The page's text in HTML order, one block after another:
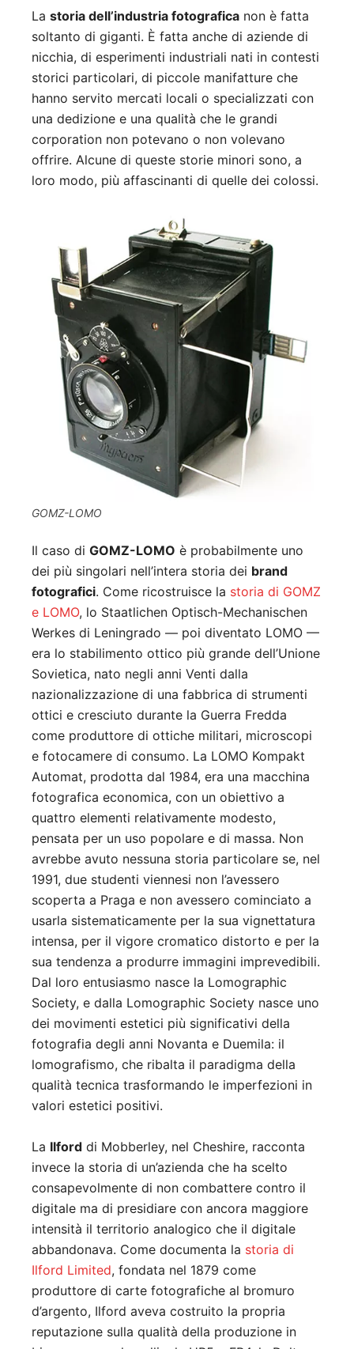
La storia dell’industria fotografica non è fatta
soltanto di giganti. È fatta anche di aziende di
nicchia, di esperimenti industriali nati in contesti
storici particolari, di piccole manifatture che
hanno servito mercati locali o specializzati con
una dedizione e una qualità che le grandi
corporation non potevano o non volevano
offrire. Alcune di queste storie minori sono, a
loro modo, più affascinanti di quelle dei colossi.
GOMZ-LOMO
Il caso di GOMZ-LOMO è probabilmente uno
dei più singolari nell’intera storia dei brand
fotografici. Come ricostruisce la storia di GOMZ
e LOMO, lo Staatlichen Optisch-Mechanischen
Werkes di Leningrado — poi diventato LOMO —
era lo stabilimento ottico più grande dell’Unione
Sovietica, nato negli anni Venti dalla
nazionalizzazione di una fabbrica di strumenti
ottici e cresciuto durante la Guerra Fredda
come produttore di ottiche militari, microscopi
e fotocamere di consumo. La LOMO Kompakt
Automat, prodotta dal 1984, era una macchina
fotografica economica, con un obiettivo a
quattro elementi relativamente modesto,
pensata per un uso popolare e di massa. Non
avrebbe avuto nessuna storia particolare se, nel
1991, due studenti viennesi non l’avessero
scoperta a Praga e non avessero cominciato a
usarla sistematicamente per la sua vignettatura
intensa, per il vigore cromatico distorto e per la
sua tendenza a produrre immagini imprevedibili.
Dal loro entusiasmo nasce la Lomographic
Society, e dalla Lomographic Society nasce uno
dei movimenti estetici più significativi della
fotografia degli anni Novanta e Duemila: il
lomografismo, che ribalta il paradigma della
qualità tecnica trasformando le imperfezioni in
valori estetici positivi.
La Ilford di Mobberley, nel Cheshire, racconta
invece la storia di un’azienda che ha scelto
consapevolmente di non combattere contro il
digitale ma di presidiare con ancora maggiore
intensità il territorio analogico che il digitale
abbandonava. Come documenta la storia di
Ilford Limited, fondata nel 1879 come
produttore di carte fotografiche al bromuro
d’argento, Ilford aveva costruito la propria
reputazione sulla qualità della produzione in